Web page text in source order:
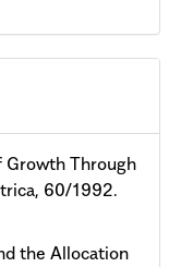
Growth Through
60/1992.
the Allocation